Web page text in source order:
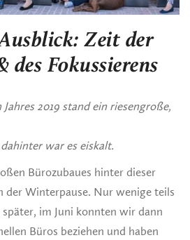
Zeit der
des Fokussierens
2019 stand ein riesengroße,
dahinter war es eiskalt.
Bürozubaues hinter dieser
der Winterpause. Nur wenige teils
im Juni konnten wir dann
Büros beziehen und haben